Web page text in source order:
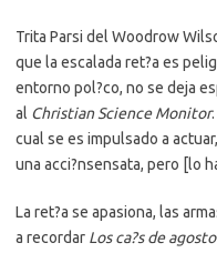
Trita Parsi del Woodrow
que la escalada ret?a es
entorno pol?co, no se deja
al Christian Science Monitor
cual se es impulsado a
una acci?nsensata, pero [lo
La ret?a se apasiona, las
a recordar Los ca?s de agosto